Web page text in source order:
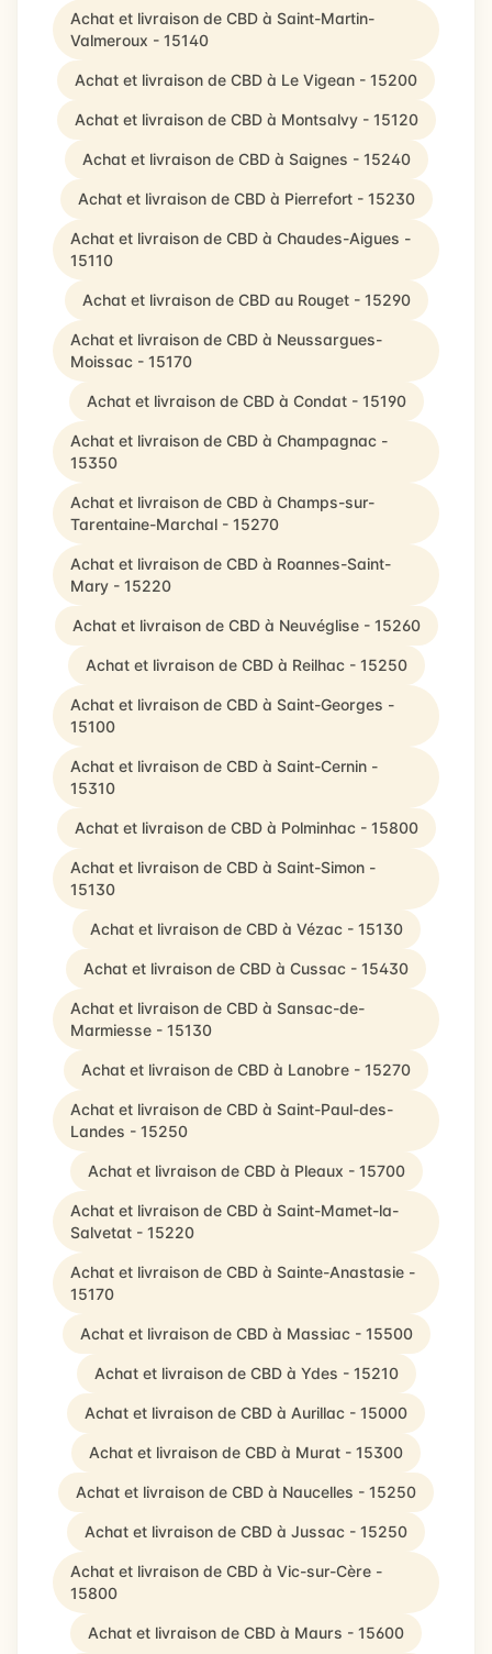
Achat et livraison de CBD à Saint-Martin-
Valmeroux - 15140
Achat et livraison de CBD à Le Vigean - 15200
Achat et livraison de CBD à Montsalvy - 15120
Achat et livraison de CBD à Saignes - 15240
Achat et livraison de CBD à Pierrefort - 15230
Achat et livraison de CBD à Chaudes-Aigues -
15110
Achat et livraison de CBD au Rouget - 15290
Achat et livraison de CBD à Neussargues-
Moissac - 15170
Achat et livraison de CBD à Condat - 15190
Achat et livraison de CBD à Champagnac -
15350
Achat et livraison de CBD à Champs-sur-
Tarentaine-Marchal - 15270
Achat et livraison de CBD à Roannes-Saint-
Mary - 15220
Achat et livraison de CBD à Neuvéglise - 15260
Achat et livraison de CBD à Reilhac - 15250
Achat et livraison de CBD à Saint-Georges -
15100
Achat et livraison de CBD à Saint-Cernin -
15310
Achat et livraison de CBD à Polminhac - 15800
Achat et livraison de CBD à Saint-Simon -
15130
Achat et livraison de CBD à Vézac - 15130
Achat et livraison de CBD à Cussac - 15430
Achat et livraison de CBD à Sansac-de-
Marmiesse - 15130
Achat et livraison de CBD à Lanobre - 15270
Achat et livraison de CBD à Saint-Paul-des-
Landes - 15250
Achat et livraison de CBD à Pleaux - 15700
Achat et livraison de CBD à Saint-Mamet-la-
Salvetat - 15220
Achat et livraison de CBD à Sainte-Anastasie -
15170
Achat et livraison de CBD à Massiac - 15500
Achat et livraison de CBD à Ydes - 15210
Achat et livraison de CBD à Aurillac - 15000
Achat et livraison de CBD à Murat - 15300
Achat et livraison de CBD à Naucelles - 15250
Achat et livraison de CBD à Jussac - 15250
Achat et livraison de CBD à Vic-sur-Cère -
15800
Achat et livraison de CBD à Maurs - 15600